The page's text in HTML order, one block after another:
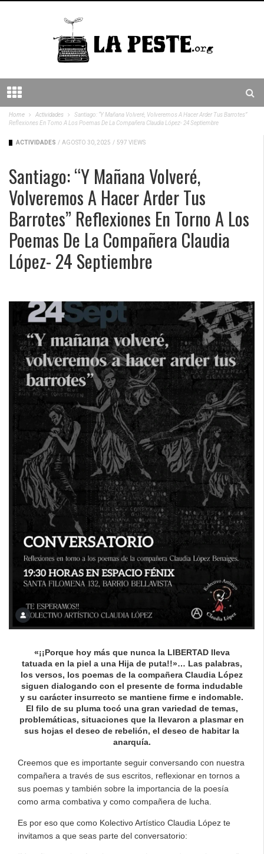
Home Actividades
Santiago: “Y Mañana Volveré, Volveremos A Hacer Arder Tus Barrotes”
Reflexiones En Torno A Los Poemas De La Compañera Claudia López- 24 Septiembre
ACTIVIDADES / AGOSTO 30, 2025 / 597 VIEWS
Santiago: “Y Mañana Volveré,
Volveremos A Hacer Arder Tus
Barrotes” Reflexiones En Torno A Los
Poemas De La Compañera Claudia
López- 24 Septiembre
«¡¡Porque hoy más que nunca la LIBERTAD lleva
tatuada en la piel a una Hija de puta!!»… Las palabras,
los versos, los poemas de la compañera Claudia López
siguen dialogando con el presente de forma indudable
y su carácter insurrecto se mantiene firme e indomable.
El filo de su pluma tocó una gran variedad de temas,
problemáticas, situaciones que la llevaron a plasmar en
sus hojas el deseo de rebelión, el deseo de habitar la
anarquía.
Creemos que es importante seguir conversando con nuestra
compañera a través de sus escritos, reflexionar en tornos a
sus poemas y también sobre la importancia de la poesía
como arma combativa y como compañera de lucha.
Es por eso que como Kolectivo Artístico Claudia López te
invitamos a que seas parte del conversatorio: